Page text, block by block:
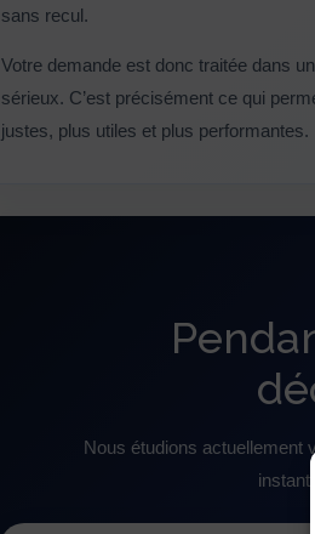
sans recul.
Votre demande est donc traitée dans
sérieux. C’est précisément ce qui
justes, plus utiles et plus performantes.
Nous étudions actuellement
instant